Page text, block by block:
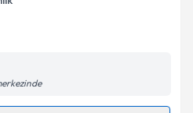
e-posta ile